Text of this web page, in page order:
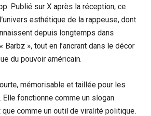
Publié sur X après la réception, ce
esthétique de la rappeuse, dont
depuis longtemps dans
Barbz », tout en l’ancrant dans le décor
du pouvoir américain.
mémorisable et taillée pour les
Elle fonctionne comme un slogan
que comme un outil de viralité politique.